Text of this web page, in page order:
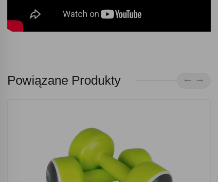
Powiązane Produkty